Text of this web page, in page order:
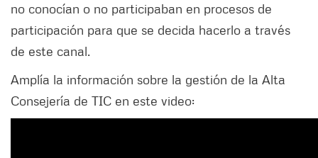
no conocían o no participaban en procesos de
participación para que se decida hacerlo a través
de este canal.
Amplía la información sobre la gestión de la Alta
Consejería de TIC en este video: